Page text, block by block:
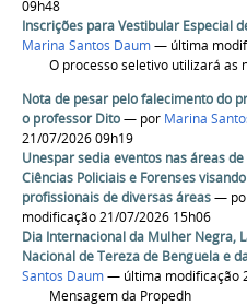
09h48
Inscrições para Vestibular Especial
Marina Santos Daum— última
O processo seletivo utilizará as
Nota de pesar pelo falecimento do
o professor Dito— por Marina
21/07/2026 09h19
Unespar sedia eventos nas áreas
Ciências Policiais e Forenses
profissionais de diversas áreas—
modificação 21/07/2026 15h06
Dia Internacional da Mulher Negra,
Nacional de Tereza de Benguela e
Santos Daum— última modificação
Mensagem da Propedh